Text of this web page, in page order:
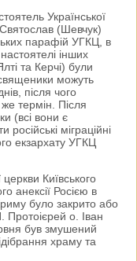
Української
(Шевчук)
парафій УГКЦ, в
інших
та Керчі) були
можуть
після чого
термін. Після
(всі вони є
міграційні
екзархату УГКЦ
Київського
анексії Росією в
було закрито або
Протоієрей о. Іван
був змушений
храму та